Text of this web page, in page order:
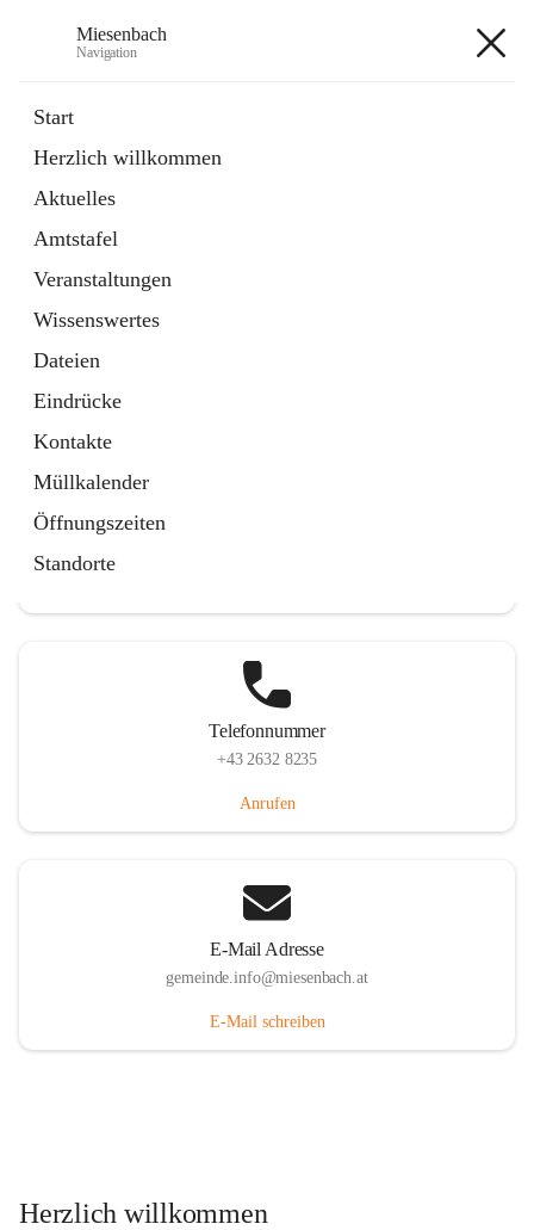
Miesenbach
Navigation
Start
Herzlich willkommen
Aktuelles
Amtstafel
Veranstaltungen
Wissenswertes
Dateien
Eindrücke
Kontakte
Müllkalender
Öffnungszeiten
Standorte
Externe Webseite
in
Tab
Region Schneebergland
Externe Webseite
öffnet
in
neuem
Tab
Telefonnummer
+43 2632 8235
Anrufen
E-Mail Adresse
gemeinde.info@miesenbach.at
E-Mail schreiben
Herzlich willkommen